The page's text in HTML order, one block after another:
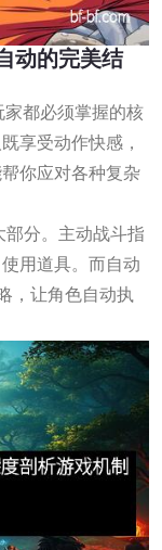
动的完美结
都必须掌握的核
享受动作快感，
你应对各种复杂
部分。主动战斗指
用道具。而自动
，让角色自动执